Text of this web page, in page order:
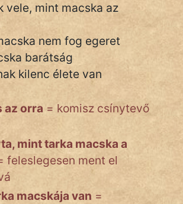
vele, mint macska az
nem fog egeret
barátság
kilenc élete van
az orra = komisz csínytevő
mint tarka macska a
feleslegesen ment el
macskája van =